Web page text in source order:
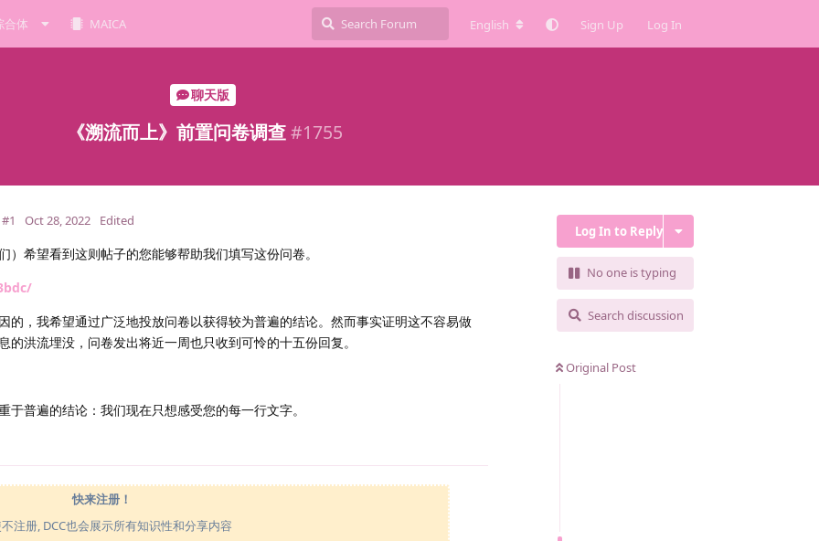
合体 MAICA English Sign Up Log In
聊天版
《溯流而上》前置问卷调查#1755
Log In to Reply
No one is typing
Search discussion
Original Post
#1 Oct 28, 2022 Edited
希望看到这则帖子的您能够帮助我们填写这份问卷。
的，我希望通过广泛地投放问卷以获得较为普遍的结论。然而事实证明这不容易做
洪流埋没，问卷发出将近一周也只收到可怜的十五份回复。
普遍的结论：我们现在只想感受您的每一行文字。
快来注册！
注册, DCC也会展示所有知识性和分享内容